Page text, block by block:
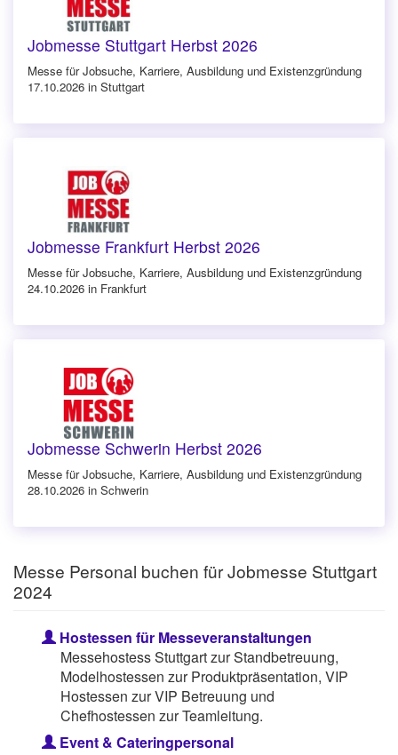
Jobmesse Stuttgart Herbst 2026
Messe für Jobsuche, Karriere, Ausbildung und Existenzgründung
17.10.2026 in Stuttgart
Jobmesse Frankfurt Herbst 2026
Messe für Jobsuche, Karriere, Ausbildung und Existenzgründung
24.10.2026 in Frankfurt
Jobmesse Schwerin Herbst 2026
Messe für Jobsuche, Karriere, Ausbildung und Existenzgründung
28.10.2026 in Schwerin
Messe Personal buchen für Jobmesse Stuttgart
2024
Hostessen für Messeveranstaltungen
Messehostess Stuttgart zur Standbetreuung,
Modelhostessen zur Produktpräsentation, VIP
Hostessen zur VIP Betreuung und
Chefhostessen zur Teamleitung.
Event & Cateringpersonal